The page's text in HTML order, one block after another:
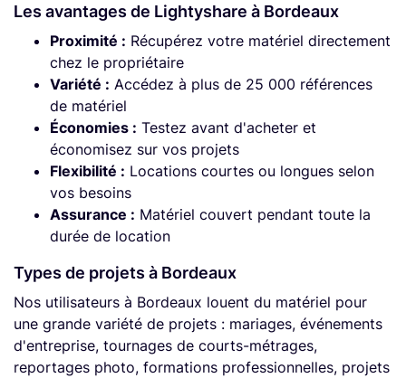
Les avantages de Lightyshare à Bordeaux
Proximité : Récupérez votre matériel directement
chez le propriétaire
Variété : Accédez à plus de 25 000 références
de matériel
Économies : Testez avant d'acheter et
économisez sur vos projets
Flexibilité : Locations courtes ou longues selon
vos besoins
Assurance : Matériel couvert pendant toute la
durée de location
Types de projets à Bordeaux
Nos utilisateurs à Bordeaux louent du matériel pour
une grande variété de projets : mariages, événements
d'entreprise, tournages de courts-métrages,
reportages photo, formations professionnelles, projets